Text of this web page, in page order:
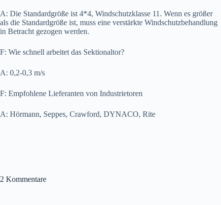
A: Die Standardgröße ist 4*4, Windschutzklasse 11. Wenn es größer
als die Standardgröße ist, muss eine verstärkte Windschutzbehandlung
in Betracht gezogen werden.
F: Wie schnell arbeitet das Sektionaltor?
A: 0,2-0,3 m/s
F: Empfohlene Lieferanten von Industrietoren
A: Hörmann, Seppes, Crawford, DYNACO, Rite
2 Kommentare